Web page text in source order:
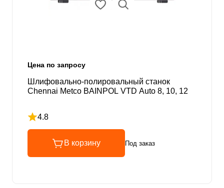
Цена по запросу
Шлифовально-полировальный станок
Chennai Metco BAINPOL VTD Auto 8, 10, 12
4.8
Рейтинг 4.8 из 5
В корзину Под заказ